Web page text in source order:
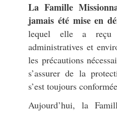
La Famille
jamais été mise en
lequel elle a reçu
administratives et
les précautions
s’assurer de la
s’est toujours
Aujourd’hui, la